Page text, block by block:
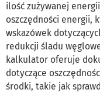
ilość zużywanej
oszczędności energii,
wskazówek
redukcji śladu
kalkulator oferuje
dotyczące
środki, takie jak